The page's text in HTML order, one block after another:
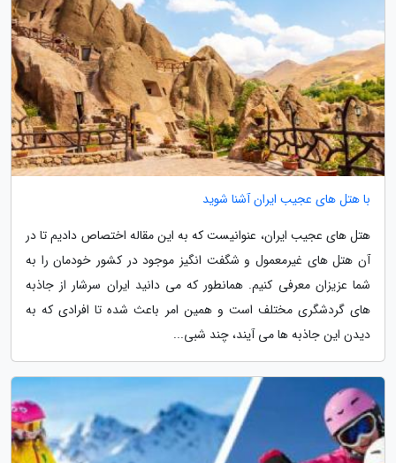
با هتل های عجیب ایران آشنا شوید
هتل های عجیب ایران، عنوانیست که به این مقاله اختصاص دادیم تا در
آن هتل های غیرمعمول و شگفت انگیز موجود در کشور خودمان را به
شما عزیزان معرفی کنیم. همانطور که می دانید ایران سرشار از جاذبه
های گردشگری مختلف است و همین امر باعث شده تا افرادی که به
دیدن این جاذبه ها می آیند، چند شبی...